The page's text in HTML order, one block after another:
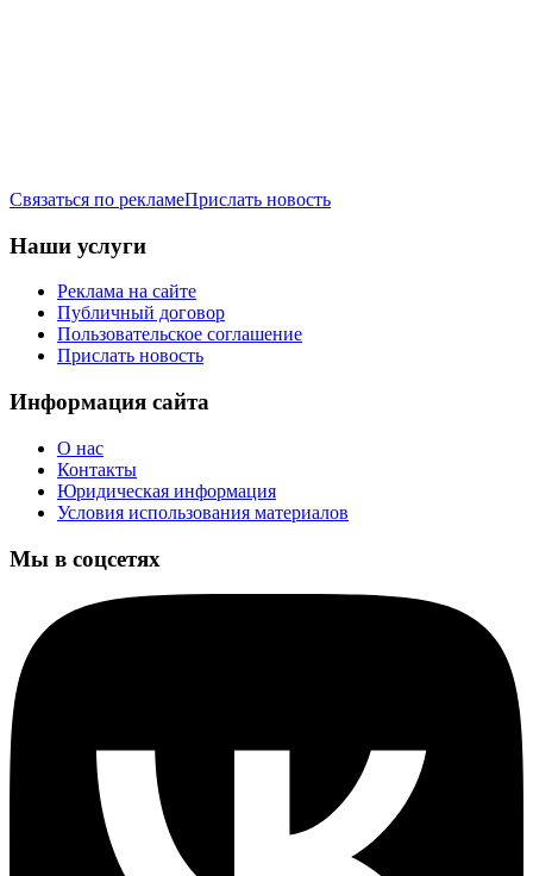
Связаться по рекламеПрислать новость
Наши услуги
Реклама на сайте
Публичный договор
Пользовательское соглашение
Прислать новость
Информация сайта
О нас
Контакты
Юридическая информация
Условия использования материалов
Мы в соцсетях